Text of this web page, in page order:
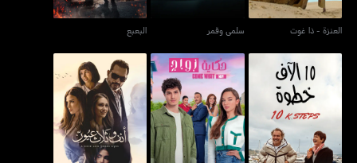
العنزة - ذا غوت سلمى وقمر البعبع
10 آلاف خطوة حكاية زواج أنف وثلاث عُيون